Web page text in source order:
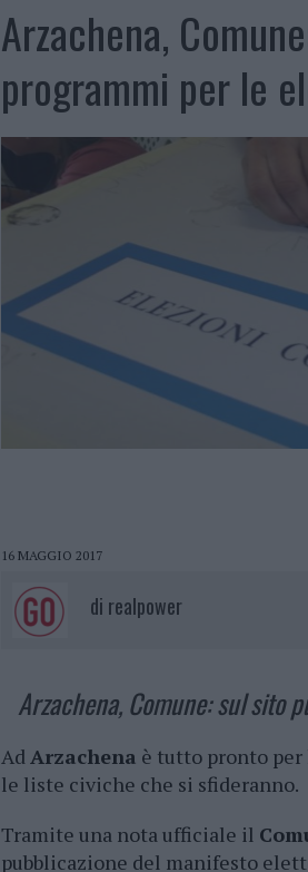
7 AGOSTO 2026 | CONTROLLI ALL’AEROPORTO DI
Arzachena,
programmi per le
16 MAGGIO 2017
di realpower
Arzachena, Comune: sul sito
AdArzachena è tutto pronto per
le liste civiche che si sfideranno.
Tramite una nota ufficiale il
pubblicazione del manifesto